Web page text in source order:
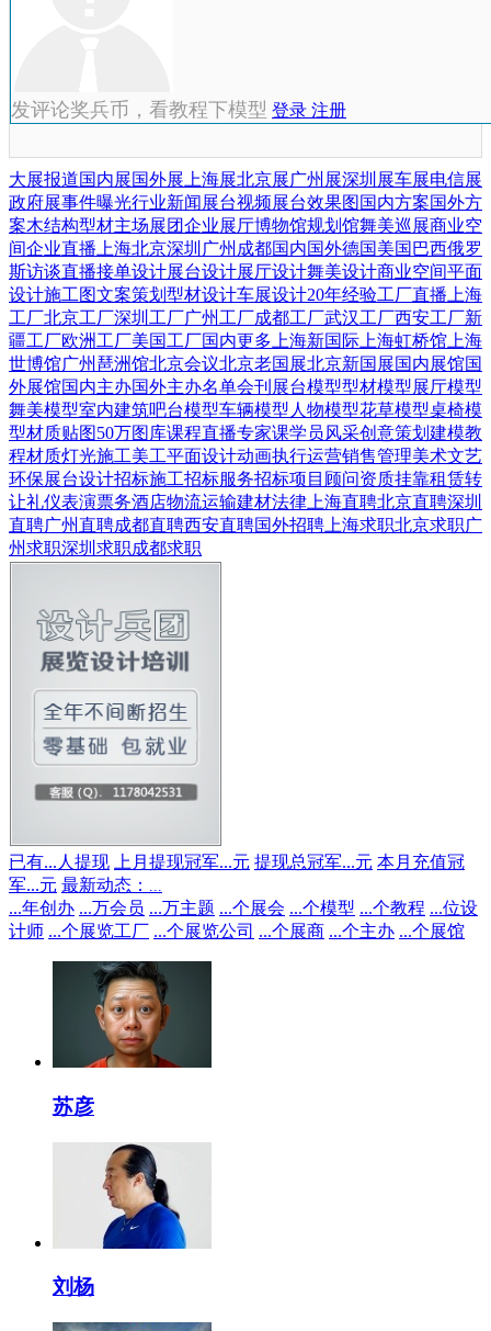
发评论奖兵币，看教程下模型 登录 注册
大展报道国内展国外展 上海展北京展广州展深圳展车展电信展
政府展事件曝光行业新闻 展台视频展台效果图 国内方案国外方
案木结构型材主场展团企业展厅博物馆规划馆舞美巡展商业空
间企业直播 上海北京深圳 广州 成都国内国外德国美国 巴西俄罗
斯访谈直播接单设计展台设计展厅设计舞美设计商业空间平面
设计施工图文案策划 型材设计车展设计20年经验工厂直播 上海
工厂北京工厂深圳工厂广州工厂成都工厂武汉工厂西安工厂新
疆工厂欧洲工厂美国工厂国内更多 上海新国际 上海虹桥馆 上海
世博馆广州琶洲馆北京会议北京老国展北京新国展国内展馆国
外展馆国内主办国外主办名单会刊 展台模型型材模型展厅模型
舞美模型室内建筑吧台模型车辆模型 人物模型花草模型桌椅模
型材质贴图50万图库课程直播专家课学员风采创意策划 建模教
程材质灯光施工美工平面设计动画执行运营销售管理美术文艺
环保展台设计招标施工招标服务招标项目顾问资质挂靠租赁转
让礼仪表演票务酒店物流运输建材法律 上海直聘北京直聘深圳
直聘广州直聘成都直聘西安直聘国外招聘 上海求职北京求职广
州求职深圳求职成都求职
已有... 人提现 上月提现冠军...元 提现总冠军...元 本月充值冠
军...元 最新动态： ...
...年创办 ...万会员 ...万主题 ...个展会 ...个模型 ...个教程 ...位设
计师 ...个展览工厂 ...个展览公司 ...个展商 ...个主办 ...个展馆
苏彦
刘杨